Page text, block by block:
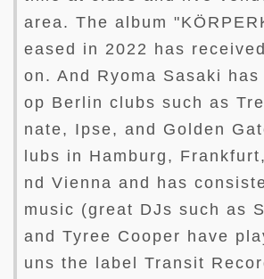
area. The album
eased in 2022 has
on. And Ryoma Sasaki
op Berlin clubs such as
nate, Ipse, and Golden
lubs in Hamburg,
nd Vienna and has
music (great DJs such as
and Tyree Cooper have
uns the label Transit